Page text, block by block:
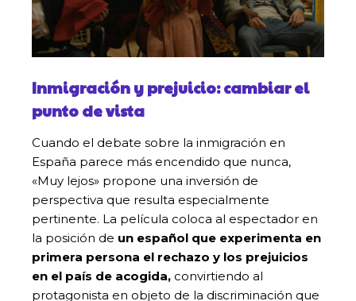
Inmigración y prejuicio: cambiar el
punto de vista
Cuando el debate sobre la inmigración en
España parece más encendido que nunca,
«Muy lejos» propone una inversión de
perspectiva que resulta especialmente
pertinente. La película coloca al espectador en
la posición de un español que experimenta en
primera persona el rechazo y los prejuicios
en el país de acogida, convirtiendo al
protagonista en objeto de la discriminación que